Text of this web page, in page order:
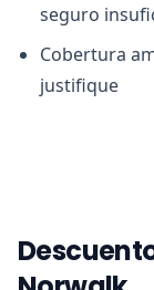
seguro
Cobertura
justifique